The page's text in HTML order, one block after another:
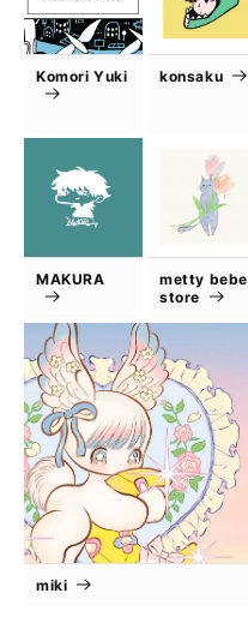
Komori Yuki konsaku
MAKURA
metty bebe
store
miki